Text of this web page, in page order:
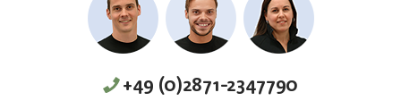
+49 (0)2871-2347790